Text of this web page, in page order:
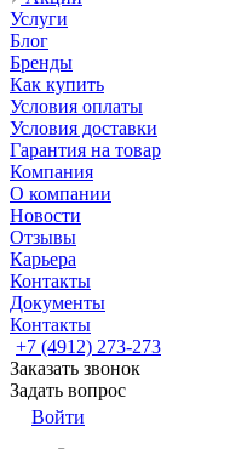
Услуги
Блог
Бренды
Как купить
Условия оплаты
Условия доставки
Гарантия на товар
Компания
О компании
Новости
Отзывы
Карьера
Контакты
Документы
Контакты
+7 (4912) 273-273
Заказать звонок
Задать вопрос
Войти